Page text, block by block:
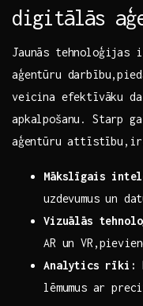
digitālās
Jaunās
aģentūru
veicina efektīvāku
apkalpošanu. Starp
⁢aģentūru
Mākslīgais⁤
uzdevumus ⁢un
Vizuālās
AR un
Analytics rīki:
lēmumus⁣ ar